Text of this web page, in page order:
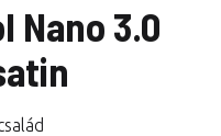
Nano 3.0